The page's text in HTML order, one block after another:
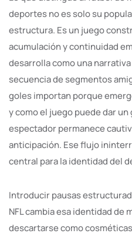
deportes no es solo su
estructura. Es un juego
acumulación y continuidad
desarrolla como una
secuencia de segmentos
goles importan porque
y como el juego puede dar
espectador permanece
anticipación. Ese flujo
central para la identidad del
Introducir pausas
NFL cambia esa identidad de
descartarse como